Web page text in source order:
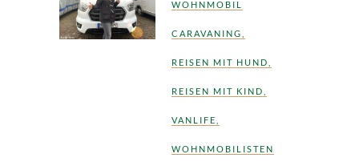
WOHNMOBIL
CARAVANING
REISEN MIT HUND
REISEN MIT KIND
VANLIFE
WOHNMOBILISTEN